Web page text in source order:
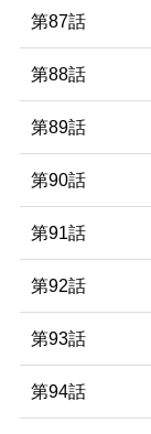
第87話
第88話
第89話
第90話
第91話
第92話
第93話
第94話